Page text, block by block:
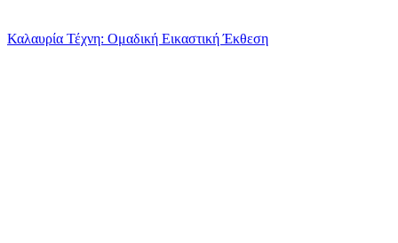
Καλαυρία Τέχνη: Ομαδική Εικαστική Έκθεση